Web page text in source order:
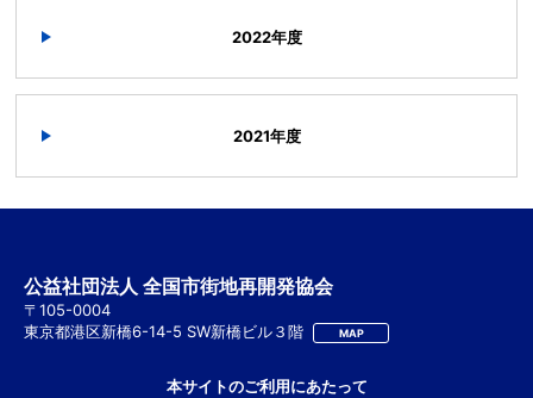
2022年度
2021年度
本サイトのご利用にあたって
公益社団法人 全国市街地再開発協会
〒105-0004
東京都港区新橋6-14-5 SW新橋ビル３階
MAP